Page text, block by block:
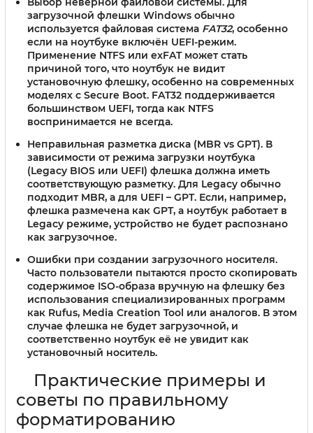
загрузочной флешки Windows обычно
используется файловая система FAT32, особенно
если на ноутбуке включён UEFI-режим.
Применение NTFS или exFAT может стать
причиной того, что ноутбук не видит
установочную флешку, особенно на современных
моделях с Secure Boot. FAT32 поддерживается
большинством UEFI, тогда как NTFS
воспринимается не всегда.
Неправильная разметка диска (MBR vs GPT). В
зависимости от режима загрузки ноутбука
(Legacy BIOS или UEFI) флешка должна иметь
соответствующую разметку. Для Legacy обычно
подходит MBR, а для UEFI – GPT. Если, например,
флешка размечена как GPT, а ноутбук работает в
Legacy режиме, устройство не будет распознано
как загрузочное.
Ошибки при создании загрузочного носителя.
Часто пользователи пытаются просто скопировать
содержимое ISO-образа вручную на флешку без
использования специализированных программ
как Rufus, Media Creation Tool или аналогов. В этом
случае флешка не будет загрузочной, и
соответственно ноутбук её не увидит как
установочный носитель.
Практические примеры и
советы по правильному
форматированию